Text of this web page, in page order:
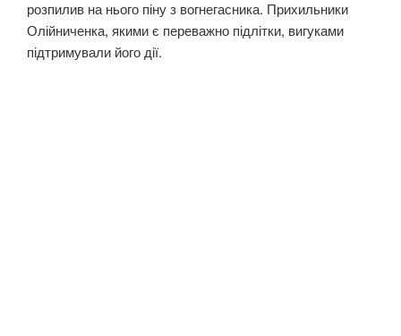
розпилив на нього піну з вогнегасника. Прихильники
Олійниченка, якими є переважно підлітки, вигуками
підтримували його дії.